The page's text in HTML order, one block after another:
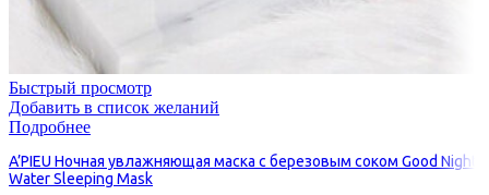
Быстрый просмотр
Добавить в список желаний
Подробнее
A’PIEU Ночная увлажняющая маска с березовым соком Good Night
Water Sleeping Mask